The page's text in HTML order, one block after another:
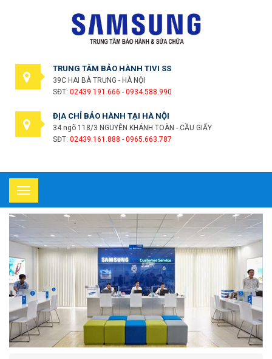
TRUNG TÂM BẢO HÀNH TIVI SS
39C HAI BÀ TRƯNG - HÀ NỘI
SĐT: 02439.191.666 - 0934.588.990
ĐỊA CHỈ BẢO HÀNH TẠI HÀ NỘI
34 ngõ 118/3 NGUYỄN KHÁNH TOÀN - CẦU GIẤY
SĐT: 02439.161.888 - 0965.663.787
Toggle
navigation